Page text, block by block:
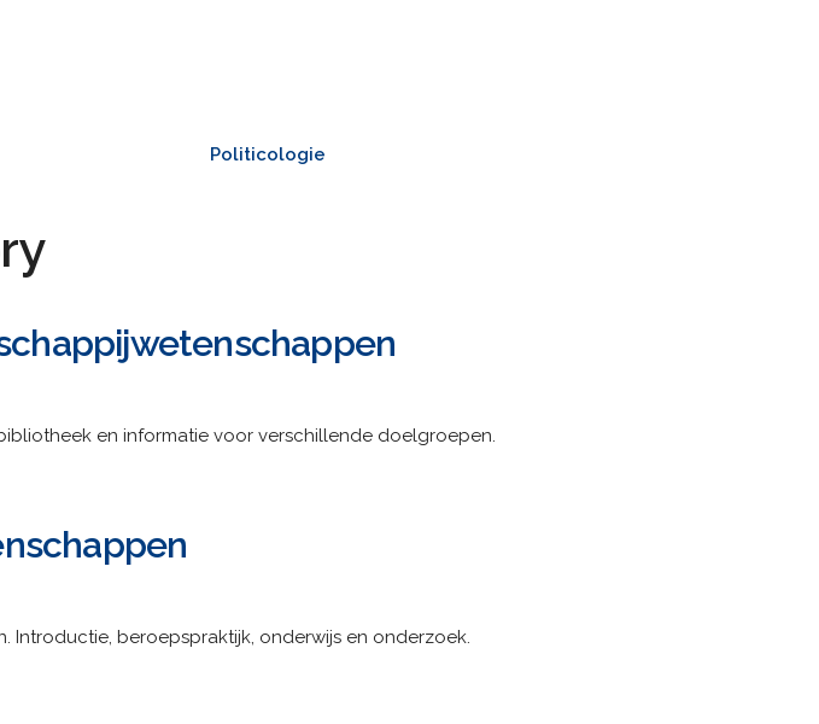
Politicologie
en informatie voor verschillende doelgroepen.
Introductie, beroepspraktijk, onderwijs en onderzoek.